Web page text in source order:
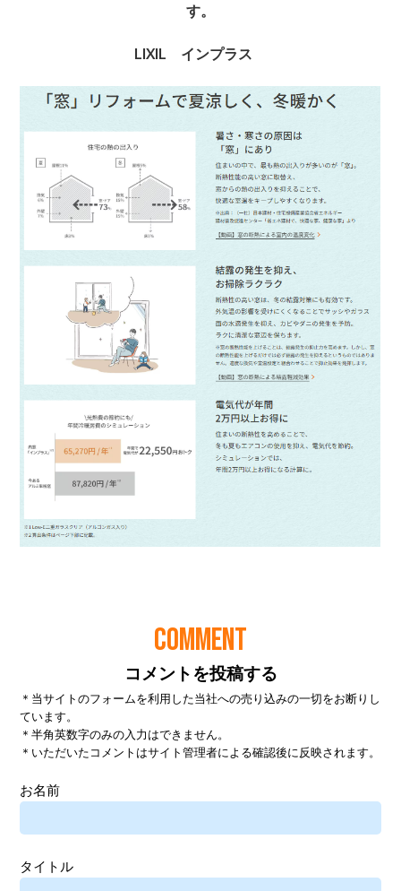
COMMENT
コメントを投稿する
＊当サイトのフォームを利用した当社への売り込みの一切をお断りし
ています。
＊半角英数字のみの入力はできません。
＊いただいたコメントはサイト管理者による確認後に反映されます。
お名前
タイトル